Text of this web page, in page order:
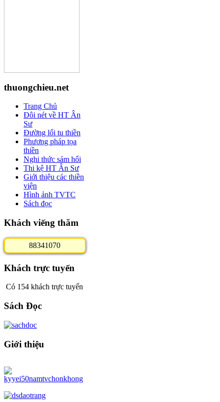
thuongchieu.net
Trang Chủ
Đôi nét về HT Ân
Sư
Đường lối tu thiền
Phương pháp tọa
thiền
Nghi thức sám hối
Thi kệ HT Ân Sư
Giới thiệu các thiền
viện
Hình ảnh TVTC
Sách đọc
Khách viếng thăm
88341070
Khách trực tuyến
Có 154 khách trực tuyến
Sách Đọc
Giới thiệu